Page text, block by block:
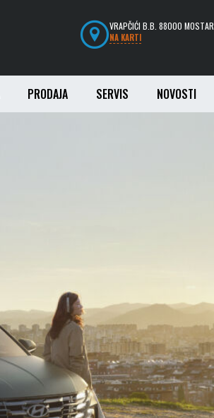
VRAPČIĆI B.B. 88000 MOSTAR
NA KARTI
PRODAJA SERVIS NOVOSTI